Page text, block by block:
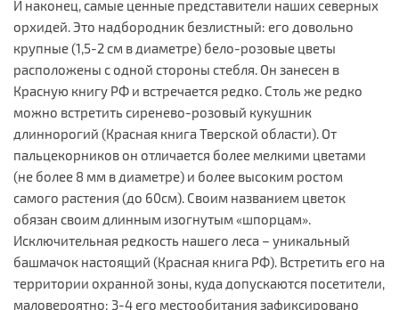
И наконец, самые ценные представители наших северных
орхидей. Это надбородник безлистный: его довольно
крупные (1,5-2 см в диаметре) бело-розовые цветы
расположены с одной стороны стебля. Он занесен в
Красную книгу РФ и встречается редко. Столь же редко
можно встретить сиренево-розовый кукушник
длиннорогий (Красная книга Тверской области). От
пальцекорников он отличается более мелкими цветами
(не более 8 мм в диаметре) и более высоким ростом
самого растения (до 60см). Своим названием цветок
обязан своим длинным изогнутым «шпорцам».
Исключительная редкость нашего леса – уникальный
башмачок настоящий (Красная книга РФ). Встретить его на
территории охранной зоны, куда допускаются посетители,
маловероятно: 3-4 его местообитания зафиксировано